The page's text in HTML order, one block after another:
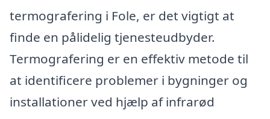
termografering i Fole, er det vigtigt at
finde en pålidelig tjenesteudbyder.
Termografering er en effektiv metode til
at identificere problemer i bygninger og
installationer ved hjælp af infrarød